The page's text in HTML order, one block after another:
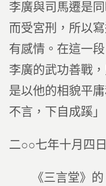
李廣與司馬遷是
而受宮刑，所以
有感情。在這一
李廣的武功善戰
是以他的相貌平
不言，下自成蹊
二○○七年十月四日
《三言堂》